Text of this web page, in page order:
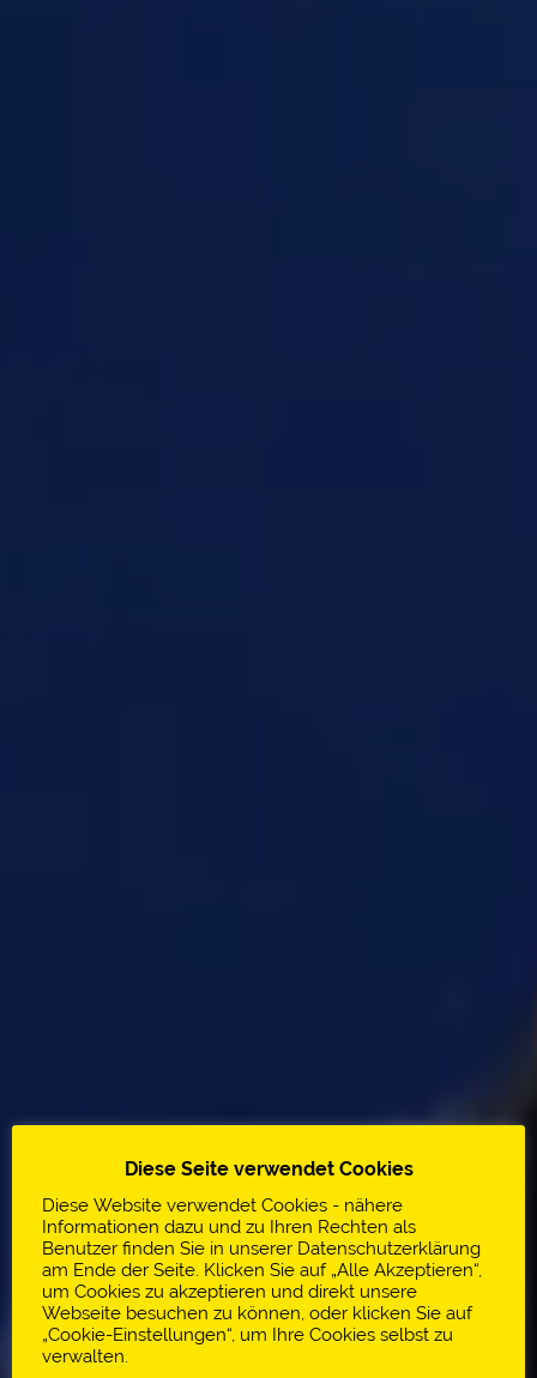
Diese Seite verwendet Cookies
Diese Website verwendet Cookies - nähere
Informationen dazu und zu Ihren Rechten als
Benutzer finden Sie in unserer Datenschutzerklärung
am Ende der Seite. Klicken Sie auf „Alle Akzeptieren“,
um Cookies zu akzeptieren und direkt unsere
Webseite besuchen zu können, oder klicken Sie auf
„Cookie-Einstellungen“, um Ihre Cookies selbst zu
verwalten.